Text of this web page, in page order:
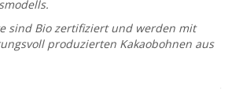
sind Bio zertifiziert und werden mit
produzierten Kakaobohnen aus